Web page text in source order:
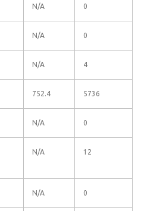
N/A 0
N/A 0
N/A 4
752.4 5736
N/A 0
N/A 12
N/A 0